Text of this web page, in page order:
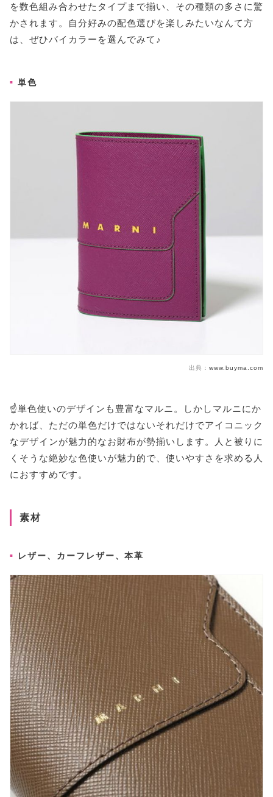
を数色組み合わせたタイプまで揃い、その種類の多さに驚
かされます。自分好みの配色選びを楽しみたいなんて方
は、ぜひバイカラーを選んでみて♪
単色
出典： www.buyma.com
☝️単色使いのデザインも豊富なマルニ。しかしマルニにか
かれば、ただの単色だけではないそれだけでアイコニック
なデザインが魅力的なお財布が勢揃いします。人と被りに
くそうな絶妙な色使いが魅力的で、使いやすさを求める人
におすすめです。
素材
レザー、カーフレザー、本革